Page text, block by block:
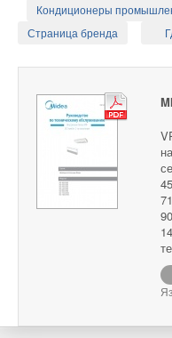
Кондиционеры
Страница бренда